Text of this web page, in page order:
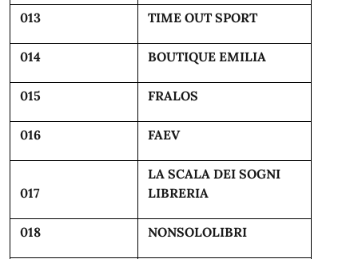
013 TIME OUT SPORT
014 BOUTIQUE EMILIA
015 FRALOS
016 FAEV
017
LA SCALA DEI SOGNI
LIBRERIA
018 NONSOLOLIBRI